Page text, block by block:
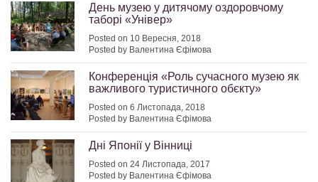
День музею у дитячому оздоровчому
таборі «Універ»
Posted on 10 Вересня, 2018
Posted by Валентина Єфімова
Конференція «Роль сучасного музею як
важливого туристичного обєкту»
Posted on 6 Листопада, 2018
Posted by Валентина Єфімова
Дні Японії у Вінниці
Posted on 24 Листопада, 2017
Posted by Валентина Єфімова